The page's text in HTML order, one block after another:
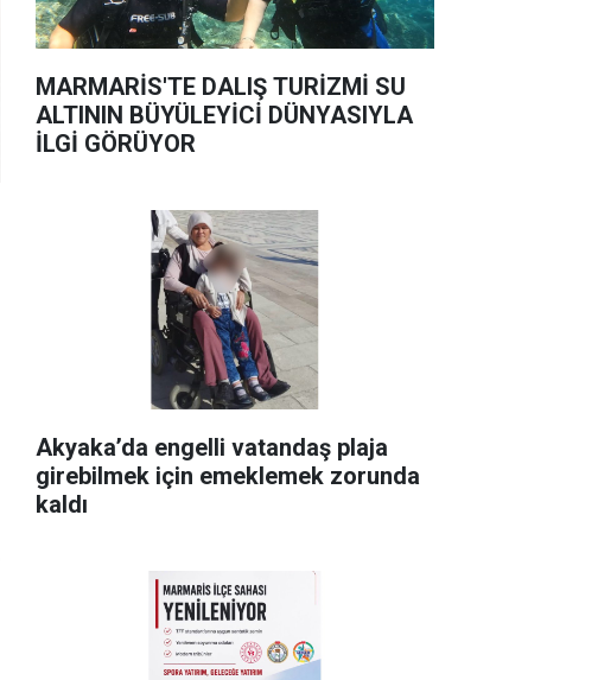
MARMARİS'TE DALIŞ TURİZMİ SU
ALTININ BÜYÜLEYİCİ DÜNYASIYLA
İLGİ GÖRÜYOR
Akyaka’da engelli vatandaş plaja
girebilmek için emeklemek zorunda
kaldı